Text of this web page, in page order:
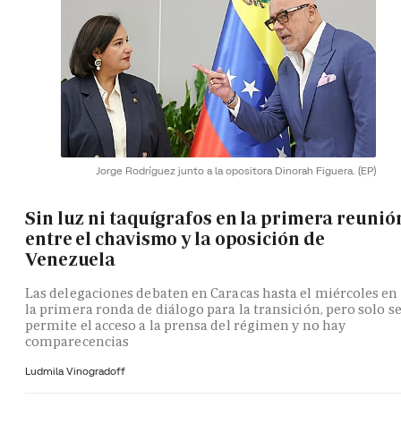
Jorge Rodríguez junto a la opositora Dinorah Figuera. (EP)
Sin luz ni taquígrafos en la primera
entre el chavismo y la oposición de
Venezuela
Las delegaciones debaten en Caracas hasta el miércoles en
la primera ronda de diálogo para la transición, pero solo se
permite el acceso a la prensa del régimen y no hay
comparecencias
Ludmila Vinogradoff